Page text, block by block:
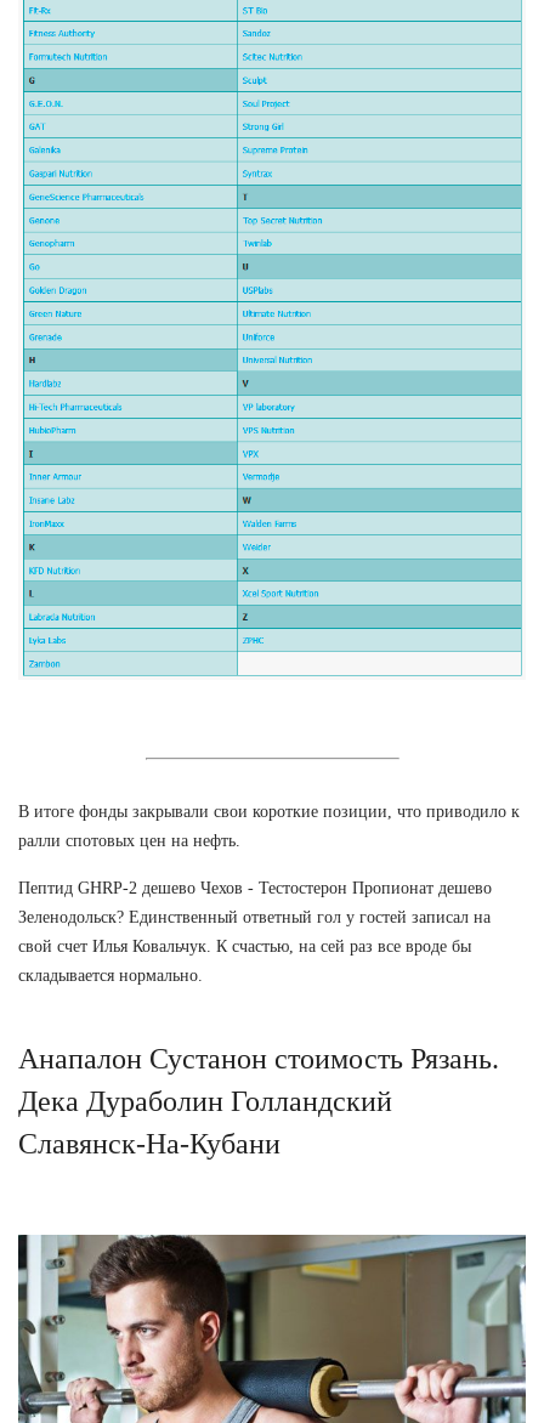
В итоге фонды закрывали свои короткие позиции, что приводило к
ралли спотовых цен на нефть.
Пептид GHRP-2 дешево Чехов - Тестостерон Пропионат дешево
Зеленодольск? Единственный ответный гол у гостей записал на
свой счет Илья Ковальчук. К счастью, на сей раз все вроде бы
складывается нормально.
Анапалон Сустанон стоимость Рязань.
Дека Дураболин Голландский
Славянск-На-Кубани